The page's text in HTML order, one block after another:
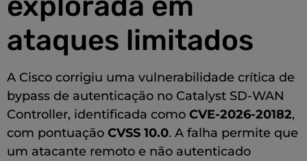
ataques limitados
A Cisco corrigiu uma vulnerabilidade crítica de
bypass de autenticação no Catalyst SD-WAN
Controller, identificada como CVE-2026-20182,
com pontuação CVSS 10.0. A falha permite que
um atacante remoto e não autenticado